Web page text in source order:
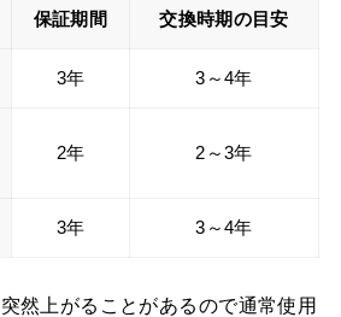
保証期間 交換時期の目安
3年 3～4年
2年 2～3年
3年 3～4年
然上がることがあるので通常使用